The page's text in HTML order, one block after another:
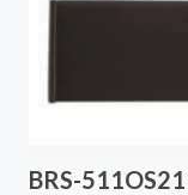
BRS-